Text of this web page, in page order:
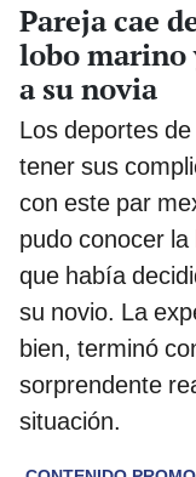
Pareja cae
lobo marino
a su novia
Los deportes
tener sus
con este par
pudo conocer la
que había
su novio. La
bien, terminó
sorprendente
situación.